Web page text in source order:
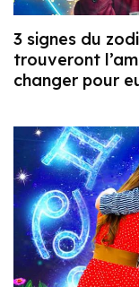
3 signes du
trouveront
changer pour